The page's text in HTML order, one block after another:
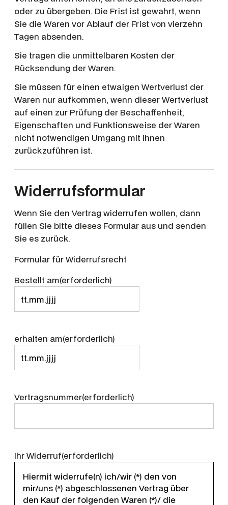
oder zu übergeben. Die Frist ist gewahrt, wenn
Sie die Waren vor Ablauf der Frist von vierzehn
Tagen absenden.
Sie tragen die unmittelbaren Kosten der
Rücksendung der Waren.
Sie müssen für einen etwaigen Wertverlust der
Waren nur aufkommen, wenn dieser Wertverlust
auf einen zur Prüfung der Beschaffenheit,
Eigenschaften und Funktionsweise der Waren
nicht notwendigen Umgang mit ihnen
zurückzuführen ist.
Widerrufsformular
Wenn Sie den Vertrag widerrufen wollen, dann
füllen Sie bitte dieses Formular aus und senden
Sie es zurück.
Formular für Widerrufsrecht
Bestellt am(erforderlich)
TT
Punkt
JJJJ
erhalten am(erforderlich)
TT
Punkt
Vertragsnummer(erforderlich)
Ihr Widerruf(erforderlich)